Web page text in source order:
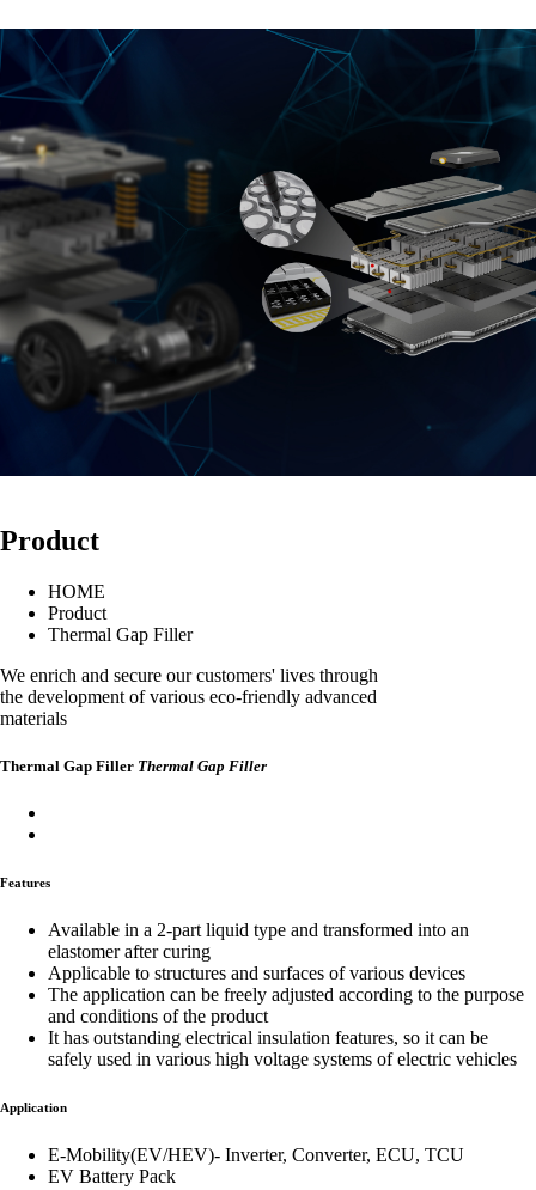
Product
HOME
Product
Thermal Gap Filler
We enrich and secure our customers' lives through
the development of various eco-friendly advanced
materials
Thermal Gap Filler Thermal Gap Filler
Features
Available in a 2-part liquid type and transformed into an
elastomer after curing
Applicable to structures and surfaces of various devices
The application can be freely adjusted according to the purpose
and conditions of the product
It has outstanding electrical insulation features, so it can be
safely used in various high voltage systems of electric vehicles
Application
E-Mobility(EV/HEV)- Inverter, Converter, ECU, TCU
EV Battery Pack